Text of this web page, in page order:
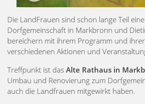
Die LandFrauen sind schon lange Teil
Dorfgemeinschaft in Markbronn und
bereichern mit ihrem Programm und
verschiedenen Aktionen und
Treffpunkt ist das Alte Rathaus in
Umbau und Renovierung zum
auch die Landfrauen mitgewirkt haben.